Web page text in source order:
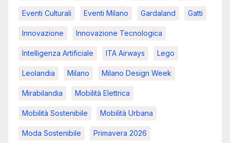
Eventi Culturali Eventi Milano Gardaland Gatti
Innovazione Innovazione Tecnologica
Intelligenza Artificiale ITA Airways Lego
Leolandia Milano Milano Design Week
Mirabilandia Mobilità Elettrica
Mobilità Sostenibile Mobilità Urbana
Moda Sostenibile Primavera 2026